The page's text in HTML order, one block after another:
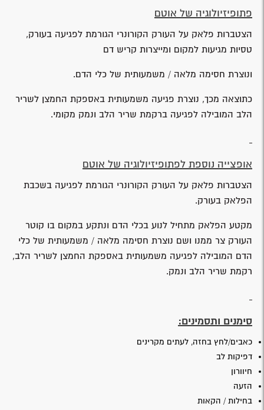
פתופיזיולוגיה של אוטם
הצטברות פלאק על העורק הקורונרי הגורמת לפגיעה בעורק,
טסיות מגיעות למקום ומייצרות קריש דם
ונוצרת חסימה מלאה / משמעותית של כלי הדם.
כתוצאה מכך, נוצרת פגיעה משמעותית באספקת החמצן לשריר
הלב המובילה לפגיעה ברקמת שריר הלב ונמק מקומי.
אופצייה נוספת לפתופיזיולוגיה של אוטם
הצטברות פלאק על העורק הקורונרי הגורמת לפגיעה בשכבת
הפלאק בעורק.
מקטע הפלאק מתחיל לנוע בכלי הדם ונתקע במקום בו קוטר
העורק צר ממנו ושם נוצרת חסימה מלאה / משמעותית של כלי
הדם המובילה לפגיעה משמעותית באספקת החמצן לשריר הלב,
רקמת שריר הלב ונמק.
סימנים ותסמינים:
כאבים/לחץ בחזה, לעתים מקרינים
דפיקות לב
חיוורון
הזעה
בחילות / הקאות